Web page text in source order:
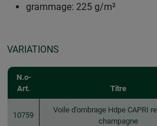
grammage: 225 g/m²
VARIATIONS
N.o-
Art.
Titre
10759
Voile d'ombrage Hdpe CAPRI
champagne